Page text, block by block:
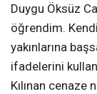
Duygu Öksüz
öğrendim.
yakınlarına
ifadelerini
Kılınan cenaze